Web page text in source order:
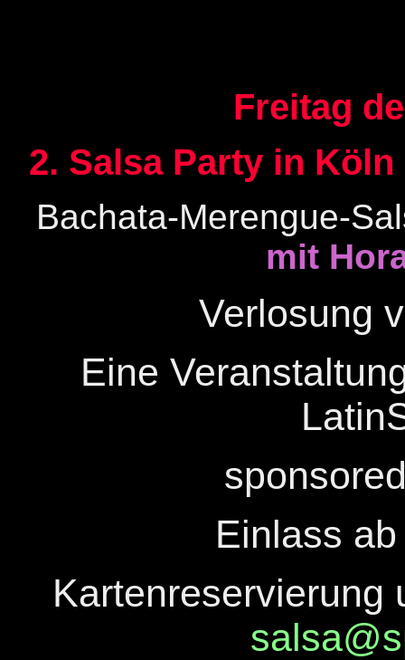
Freitag
2. Salsa Party in
Bachata-Merengue-
mit
Verlosung
Eine
Einlass
Kartenreservierung